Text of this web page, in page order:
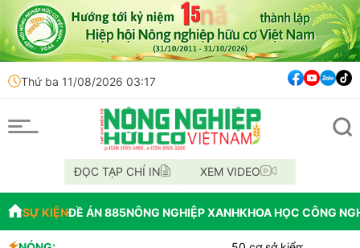
Thứ ba 11/08/2026 03:17
ĐỌC TẠP CHÍ IN XEM VIDEO
SỰ KIỆNĐỀ ÁN 885NÔNG NGHIỆP XANHKHOA HỌC CÔNG